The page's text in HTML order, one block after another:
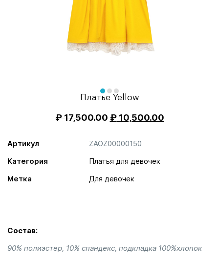
Платье Yellow
₽17,500.00 ₽10,500.00
Артикул
ZAOZ00000150
Категория
Платья для девочек
Метка
Для девочек
Состав:
90% полиэстер, 10% спандекс, подкладка 100%хлопок
item
0
item
1
item
2